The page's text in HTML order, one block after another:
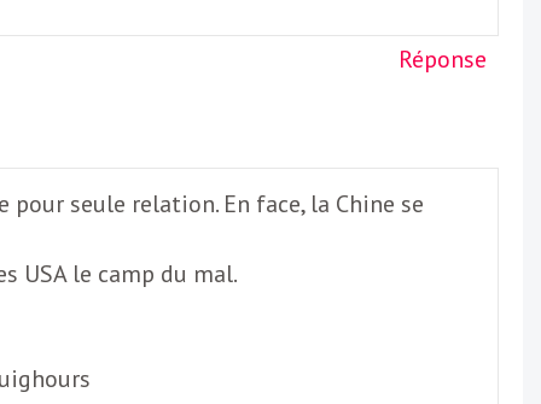
Réponse
seule relation. En face, la Chine se
USA le camp du mal.